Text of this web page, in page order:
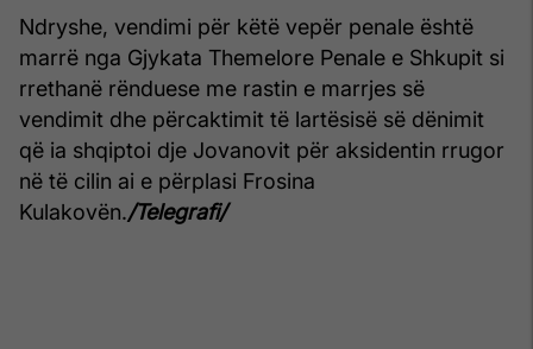
Ndryshe, vendimi për këtë vepër penale është
marrë nga Gjykata Themelore Penale e Shkupit si
rrethanë rënduese me rastin e marrjes së
vendimit dhe përcaktimit të lartësisë së dënimit
që ia shqiptoi dje Jovanovit për aksidentin rrugor
në të cilin ai e përplasi Frosina
Kulakovën./Telegrafi/